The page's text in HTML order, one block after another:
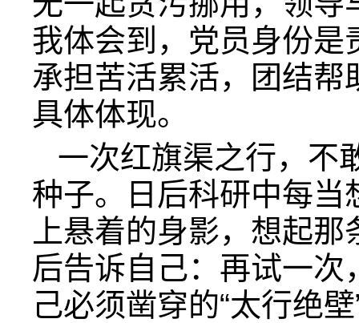
我体会到，党员身份是
承担苦活累活，团结帮
具体体现。
一次红旗渠之行，不
种子。日后科研中每当
上悬着的身影，想起
后告诉自己：再试一
己必须凿穿的“太行绝